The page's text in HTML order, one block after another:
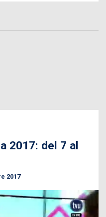
2017: del 7 al
2017